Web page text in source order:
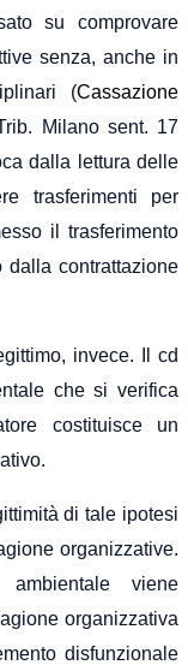
su comprovare
senza, anche in
(Cassazione
Milano sent. 17
dalla lettura delle
trasferimenti per
il trasferimento
contrattazione
invece. Il cd
che si verifica
costituisce un
di tale ipotesi
organizzative.
ambientale viene
organizzativa
disfunzionale